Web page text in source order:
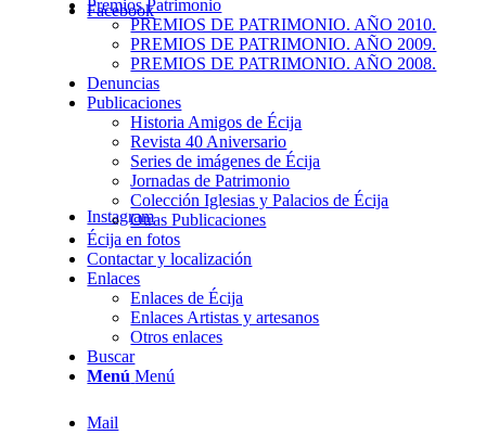
Facebook
Instagram
Mail
Premios Patrimonio
PREMIOS DE PATRIMONIO. AÑO 2010.
PREMIOS DE PATRIMONIO. AÑO 2009.
PREMIOS DE PATRIMONIO. AÑO 2008.
Denuncias
Publicaciones
Historia Amigos de Écija
Revista 40 Aniversario
Series de imágenes de Écija
Jornadas de Patrimonio
Colección Iglesias y Palacios de Écija
Otras Publicaciones
Écija en fotos
Contactar y localización
Enlaces
Enlaces de Écija
Enlaces Artistas y artesanos
Otros enlaces
Buscar
Menú Menú